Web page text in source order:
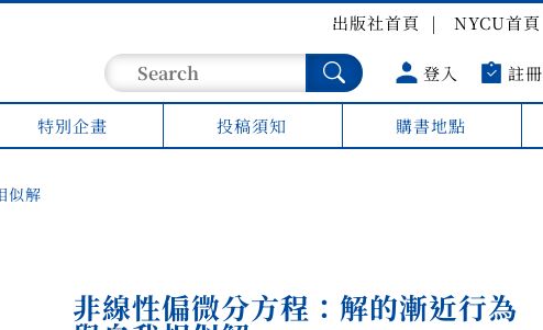
出版社首頁 NYCU首頁
登入 註冊
特別企畫 投稿須知 購書地點
似解
非線性偏微分方程：解的漸近行為